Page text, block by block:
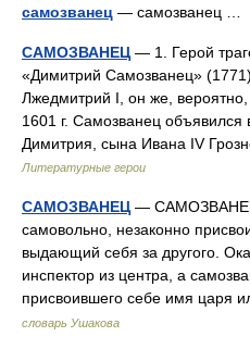
самозванец — самозванец …
САМОЗВАНЕЦ — 1. Герой
«Димитрий Самозванец»
Лжедмитрий I, он же,
1601 г. Самозванец
Димитрия, сына Ивана IV
Литературные герои
САМОЗВАНЕЦ —
самовольно, незаконно
выдающий себя за другого.
инспектор из центра, а
присвоившего себе имя царя
словарь Ушакова